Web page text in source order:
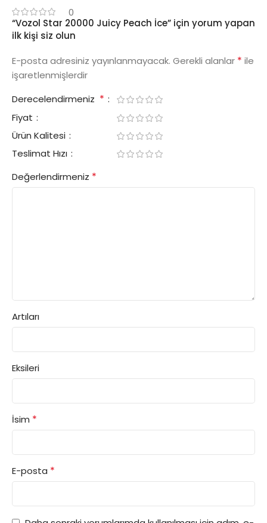
0
“Vozol Star 20000 Juicy Peach İce” için yorum yapan
ilk kişi siz olun
E-posta adresiniz yayınlanmayacak. Gerekli alanlar * ile
işaretlenmişlerdir
Derecelendirmeniz *
Fiyat
Ürün Kalitesi
Teslimat Hızı
Değerlendirmeniz *
Artıları
Eksileri
İsim *
E-posta *